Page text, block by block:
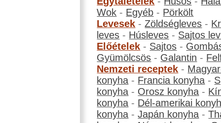
Wok - Egyéb - Pörkölt
Levesek -Zöldségleves -
leves - Húsleves - Sajtos
Előételek - Sajtos -
Gyümölcsös - Galantin -
Nemzeti receptek -
konyha - Francia konyha -
konyha - Orosz konyha -
konyha - Dél-amerikai
konyha -Japán konyha -